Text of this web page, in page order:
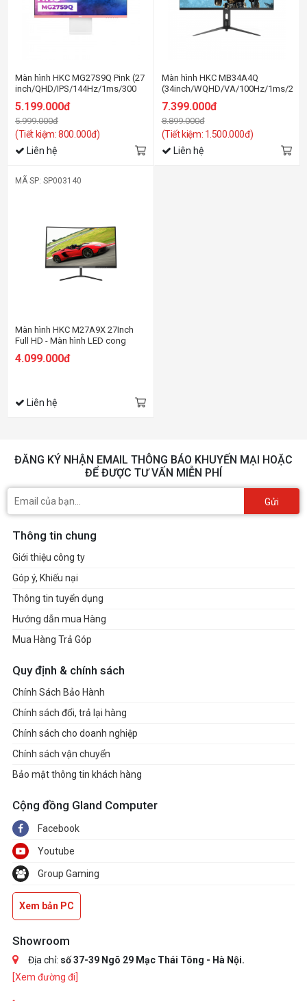
Màn hình HKC MG27S9Q Pink (27
inch/QHD/IPS/144Hz/1ms/300
nits/HDMI+DP/Hồng)
5.199.000đ
5.999.000đ
(Tiết kiệm: 800.000đ)
Liên hệ
Màn hình HKC MB34A4Q
(34inch/WQHD/VA/100Hz/1ms/
7.399.000đ
8.899.000đ
(Tiết kiệm: 1.500.000đ)
Liên hệ
MÃ SP: SP003140
Màn hình HKC M27A9X 27Inch
Full HD - Màn hình LED cong
4.099.000đ
Liên hệ
ĐĂNG KÝ NHẬN EMAIL THÔNG BÁO KHUYẾN MẠI HOẶC
ĐỂ ĐƯỢC TƯ VẤN MIỄN PHÍ
Gửi
Thông tin chung
Giới thiệu công ty
Góp ý, Khiếu nại
Thông tin tuyển dụng
Hướng dẫn mua Hàng
Mua Hàng Trả Góp
Quy định & chính sách
Chính Sách Bảo Hành
Chính sách đổi, trả lại hàng
Chính sách cho doanh nghiệp
Chính sách vận chuyển
Bảo mật thông tin khách hàng
Cộng đồng Gland Computer
Facebook
Youtube
Group Gaming
Xem bản PC
Showroom
Địa chỉ: số 37-39 Ngõ 29 Mạc Thái Tông - Hà Nội.
[Xem đường đi]